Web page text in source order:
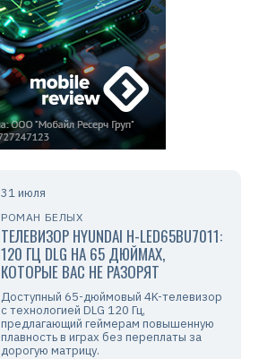
31 июля
РОМАН БЕЛЫХ
ТЕЛЕВИЗОР HYUNDAI H-LED65BU7011:
120 ГЦ DLG НА 65 ДЮЙМАХ,
КОТОРЫЕ ВАС НЕ РАЗОРЯТ
Доступный 65-дюймовый 4K-телевизор
с технологией DLG 120 Гц,
предлагающий геймерам повышенную
плавность в играх без переплаты за
дорогую матрицу.